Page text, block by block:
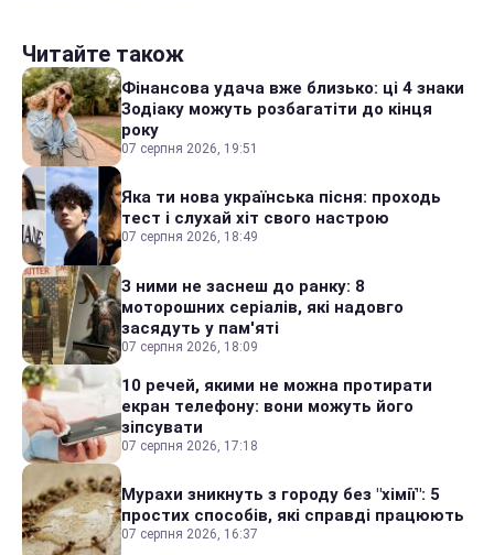
Читайте також
Фінансова удача вже близько: ці 4 знаки
Зодіаку можуть розбагатіти до кінця
року
07 серпня 2026, 19:51
Яка ти нова українська пісня: проходь
тест і слухай хіт свого настрою
07 серпня 2026, 18:49
З ними не заснеш до ранку: 8
моторошних серіалів, які надовго
засядуть у пам'яті
07 серпня 2026, 18:09
10 речей, якими не можна протирати
екран телефону: вони можуть його
зіпсувати
07 серпня 2026, 17:18
Мурахи зникнуть з городу без "хімії": 5
простих способів, які справді працюють
07 серпня 2026, 16:37